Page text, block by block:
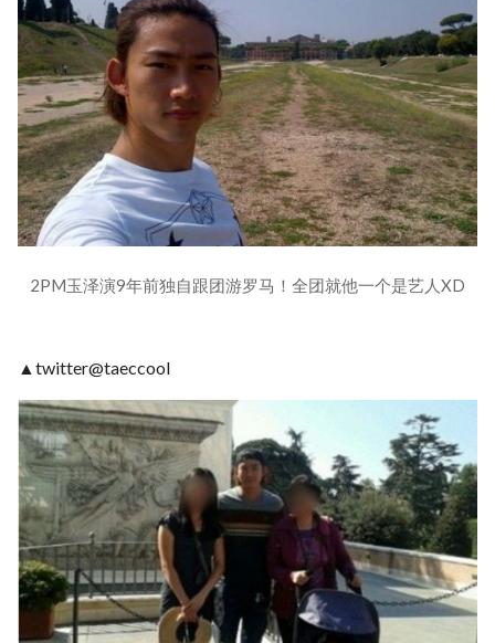
2PM玉泽演9年前独自跟团游罗马！全团就他一个是艺人XD
▲twitter@taeccool